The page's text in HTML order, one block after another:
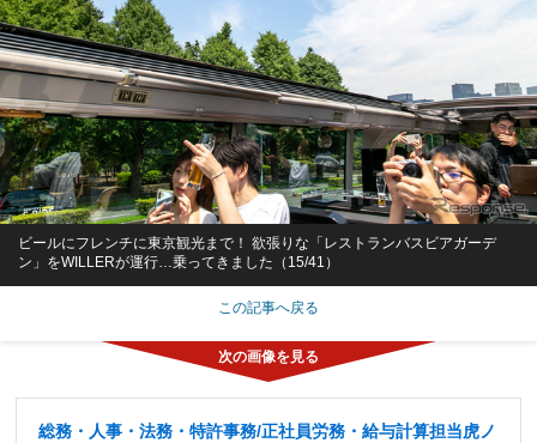
ビールにフレンチに東京観光まで！ 欲張りな「レストランバスビアガーデ
ン」をWILLERが運行…乗ってきました（15/41）
この記事へ戻る
総務・人事・法務・特許事務/正社員労務・給与計算担当虎ノ